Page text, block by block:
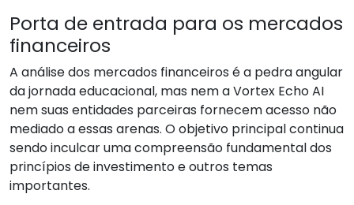
Porta de entrada para os mercados
financeiros
A análise dos mercados financeiros é a pedra angular
da jornada educacional, mas nem a Vortex Echo AI
nem suas entidades parceiras fornecem acesso não
mediado a essas arenas. O objetivo principal continua
sendo inculcar uma compreensão fundamental dos
princípios de investimento e outros temas
importantes.